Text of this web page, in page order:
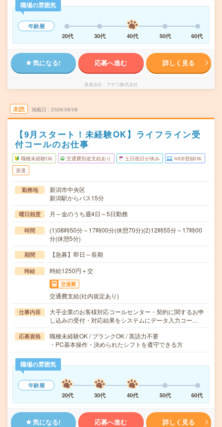
職場の雰囲気
年齢層
20代
30代 40代 50代 60代
気になる! 応募へ進む 詳しく見る
派遣会社 アデコ株式会社
未読 掲載日 2026/08/08
【9月スタート！未経験OK】ライフライン受
付コールのお仕事
職種未経験OK 交通費別途支給あり 土日祝日が休み WEB登録OK
派遣
勤務地
新潟市中央区
新潟駅からバス15分
曜日頻度 月～金のうち週4日～5日勤務
時間
(1)08時50分～17時00分(休憩70分)(2)12時55分～17時00
分(休憩5分)
期間 【急募】即日～長期
時給 時給1250円＋交
交通費
交通費支給(社内規定あり)
仕事内容
大手企業のお客様対応コールセンター・契約に関するお申
し込みの受付・対応結果をシステムにデータ入力コー…
応募資格
職種未経験OK / ブランクOK / 英語力不要
・PC基本操作・決められたシフトを遵守できる方
職場の雰囲気
年齢層
20代
30代 40代 50代 60代
気になる! 応募へ進む 詳しく見る